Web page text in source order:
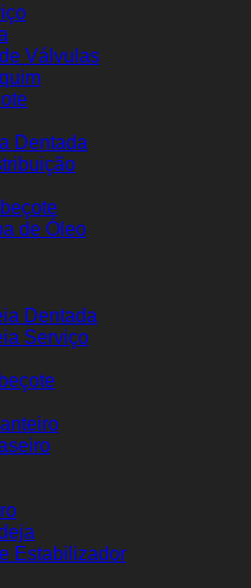
Válvulas
Dentada
de Óleo
Dentada
Serviço
Estabilizador